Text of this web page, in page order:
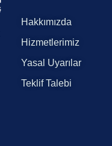
Hakkımızda
Hizmetlerimiz
Yasal Uyarılar
Teklif Talebi